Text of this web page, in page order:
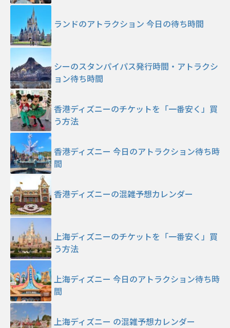
ランドのアトラクション 今日の待ち時間
シーのスタンパイパス発行時間・アトラクシ
ョン待ち時間
香港ディズニーのチケットを「一番安く」買
う方法
香港ディズニー 今日のアトラクション待ち時
間
香港ディズニーの混雑予想カレンダー
上海ディズニーのチケットを「一番安く」買
う方法
上海ディズニー 今日のアトラクション待ち時
間
上海ディズニー の混雑予想カレンダー